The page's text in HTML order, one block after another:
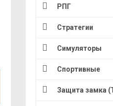
РПГ
Стратегии
Симуляторы
Спортивные
Защита замка